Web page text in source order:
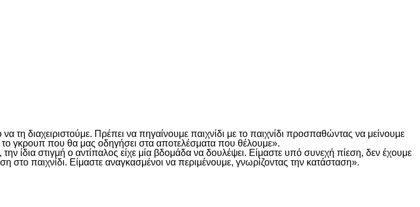
διαχειριστούμε. Πρέπει να πηγαίνουμε παιχνίδι με το παιχνίδι προσπαθώντας να μείνουμε
το γκρουπ που θα μας οδηγήσει στα αποτελέσματα που θέλουμε».
ίδια στιγμή ο αντίπαλος είχε μία βδομάδα να δουλέψει. Είμαστε υπό συνεχή πίεση, δεν έχουμε
παιχνίδι. Είμαστε αναγκασμένοι να περιμένουμε, γνωρίζοντας την κατάσταση».